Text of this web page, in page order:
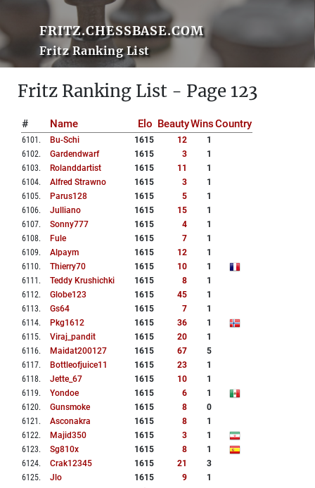
FRITZ.CHESSBASE.COM
Fritz Ranking List
Fritz Ranking List - Page 123
# Name Elo BeautyWinsCountry
6101 . Bu-Schi 1615 12
1
6102. Gardendwarf 1615 3
1
6103. Rolanddartist 1615 11
1
6104. Alfred Strawno 1615 3
1
6105. Parus128 1615 5
1
6106. Julliano 1615 15
1
6107. Sonny777 1615 4
1
6108. Fule 1615 7
1
6109. Alpaym 1615 12
1
6110. Thierry70 1615 10
1
6111 . Teddy Krushichki 1615 8
1
6112. Globe123 1615 45
1
6113. Gs64 1615 7
1
6114. Pkg1612 1615 36
1
6115. Viraj_pandit 1615 20
1
6116. Maidat200127 1615 67
5
6117. Bottleofjuice11 1615 23
1
6118. Jette_67 1615 10
1
6119. Yondoe 1615 6
1
6120. Gunsmoke 1615 8
0
6121 . Asconakra 1615 8
1
6122. Majid350 1615 3
1
6123. Sg810x 1615 8
1
6124. Crak12345 1615 21
3
6125. Jlo 1615 9 1